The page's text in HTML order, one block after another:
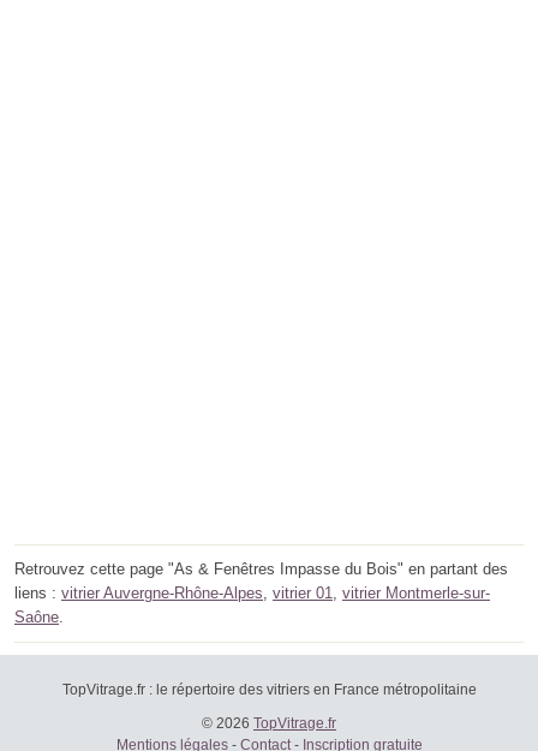
Retrouvez cette page "As & Fenêtres Impasse du Bois" en partant des
liens : vitrier Auvergne-Rhône-Alpes, vitrier 01, vitrier Montmerle-sur-
Saône.
TopVitrage.fr : le répertoire des vitriers en France métropolitaine
© 2026 TopVitrage.fr
Mentions légales- Contact- Inscription gratuite